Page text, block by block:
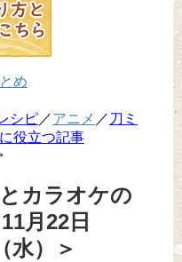
め
シピ／アニメ ／ 刀ミ
役立つ記事
カラオケの
月22日
水）＞